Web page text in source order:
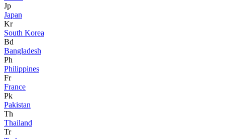
Jp
Japan
Kr
South Korea
Bd
Bangladesh
Ph
Philippines
Fr
France
Pk
Pakistan
Th
Thailand
Tr